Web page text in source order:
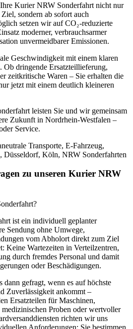
Kurier NRW Sonderfahrt nicht nur
sondern ab sofort auch
setzen wir auf CO₂-reduzierte
moderner, verbrauchsarmer
unvermeidbarer Emissionen.
Geschwindigkeit mit einem klaren
dringende Ersatzteillieferung,
zeitkritische Waren – Sie erhalten die
jetzt mit einem deutlich kleineren
leisten Sie und wir gemeinsam
Zukunft in Nordrhein-Westfalen –
Service.
zu unseren Kurier NRW
ist ein individuell geplanter
Sendung ohne Umwege,
vom Abholort direkt zum Ziel
Keine Wartezeiten in Verteilzentren,
durch fremdes Personal und damit
oder Beschädigungen.
dann gefragt, wenn es auf höchste
Zuverlässigkeit ankommt –
Ersatzteilen für Maschinen,
Proben oder wertvoller
richten wir uns